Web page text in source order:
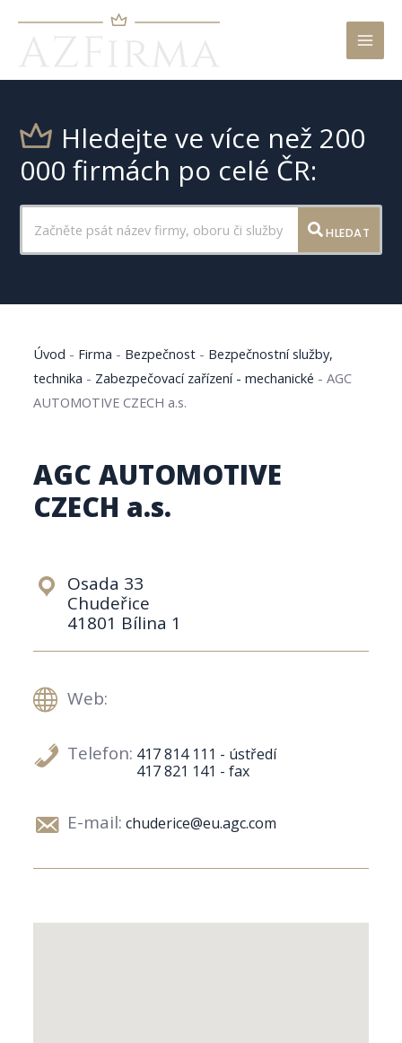
Hledejte ve více než 200
000 firmách po celé ČR:
HLEDAT
Úvod - Firma - Bezpečnost - Bezpečnostní služby,
technika - Zabezpečovací zařízení - mechanické -AGC
AUTOMOTIVE CZECH a.s.
AGC AUTOMOTIVE
CZECH a.s.
Osada 33
Chudeřice
41801 Bílina 1
Web:
Telefon: 417 814 111 - ústředí
417 821 141 - fax
E-mail: chuderice@eu.agc.com